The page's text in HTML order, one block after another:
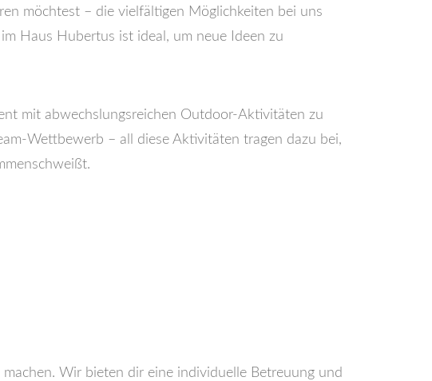
möchtest – die vielfältigen Möglichkeiten bei uns
Haus Hubertus ist ideal, um neue Ideen zu
mit abwechslungsreichen Outdoor-Aktivitäten zu
Wettbewerb – all diese Aktivitäten tragen dazu bei,
Wir bieten dir eine individuelle Betreuung und